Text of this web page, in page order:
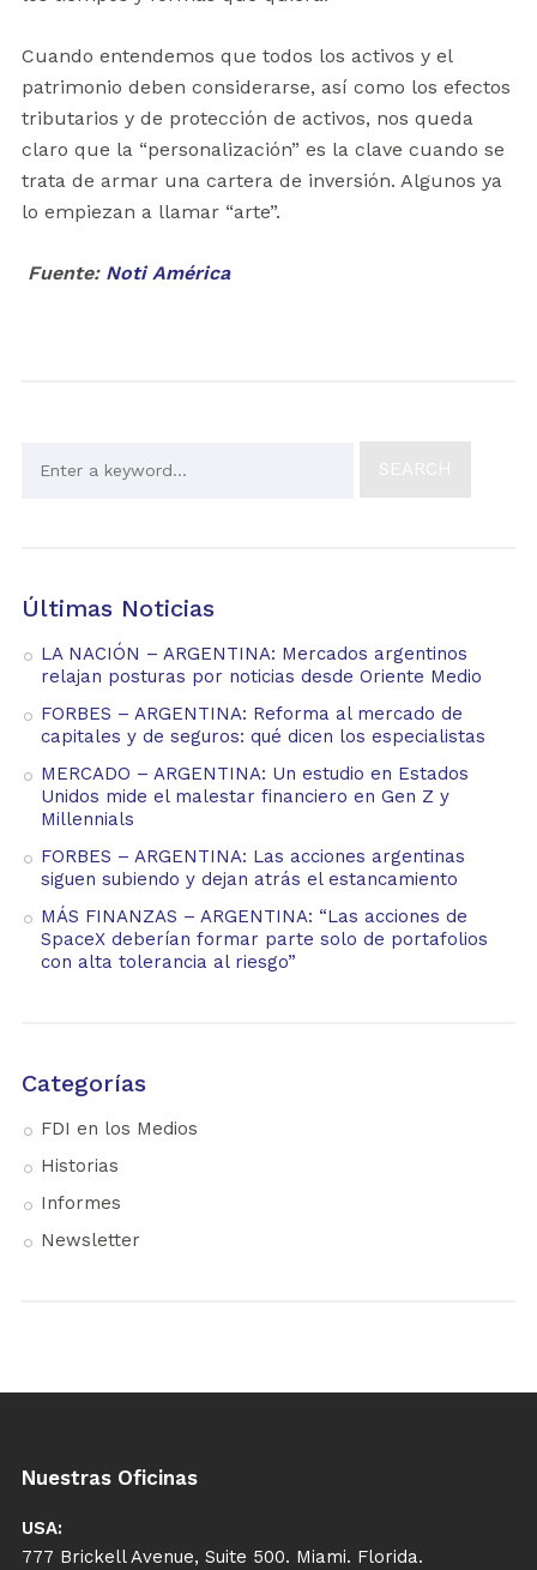
Cuando entendemos que todos los activos y el
patrimonio deben considerarse, así como los efectos
tributarios y de protección de activos, nos queda
claro que la “personalización” es la clave cuando se
trata de armar una cartera de inversión. Algunos ya
lo empiezan a llamar “arte”.
Fuente: Noti América
Últimas Noticias
LA NACIÓN – ARGENTINA: Mercados argentinos
relajan posturas por noticias desde Oriente Medio
FORBES – ARGENTINA: Reforma al mercado de
capitales y de seguros: qué dicen los especialistas
MERCADO – ARGENTINA: Un estudio en Estados
Unidos mide el malestar financiero en Gen Z y
Millennials
FORBES – ARGENTINA: Las acciones argentinas
siguen subiendo y dejan atrás el estancamiento
MÁS FINANZAS – ARGENTINA: “Las acciones de
SpaceX deberían formar parte solo de portafolios
con alta tolerancia al riesgo”
Categorías
FDI en los Medios
Historias
Informes
Newsletter
Nuestras Oficinas
USA:
777 Brickell Avenue, Suite 500. Miami. Florida.